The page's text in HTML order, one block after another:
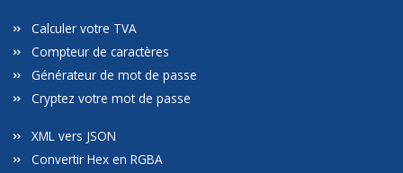
Calculer votre TVA
Compteur de caractères
Générateur de mot de passe
Cryptez votre mot de passe
XML vers JSON
Convertir Hex en RGBA